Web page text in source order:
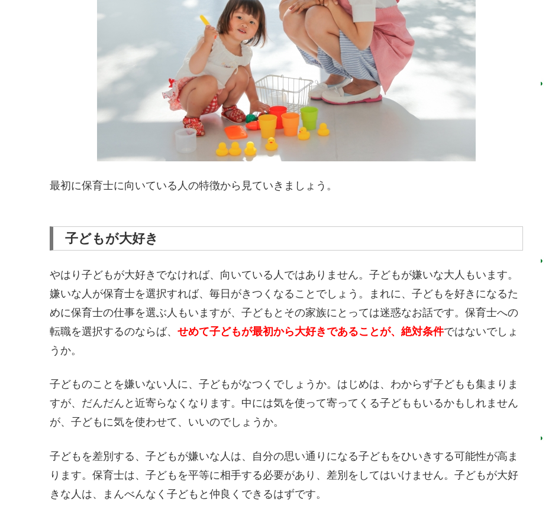
最初に保育士に向いている人の特徴から見ていきましょう。
子どもが大好き
やはり子どもが大好きでなければ、向いている人ではありません。子どもが嫌いな大人もいます。
嫌いな人が保育士を選択すれば、毎日がきつくなることでしょう。まれに、子どもを好きになるた
めに保育士の仕事を選ぶ人もいますが、子どもとその家族にとっては迷惑なお話です。保育士への
転職を選択するのならば、 せめて子どもが最初から大好きであることが、絶対条件ではないでしょ
うか。
子どものことを嫌いない人に、子どもがなつくでしょうか。はじめは、わからず子どもも集まりま
すが、だんだんと近寄らなくなります。中には気を使って寄ってくる子どももいるかもしれません
が、子どもに気を使わせて、いいのでしょうか。
子どもを差別する、子どもが嫌いな人は、自分の思い通りになる子どもをひいきする可能性が高ま
ります。保育士は、子どもを平等に相手する必要があり、差別をしてはいけません。子どもが大好
きな人は、まんべんなく子どもと仲良くできるはずです。